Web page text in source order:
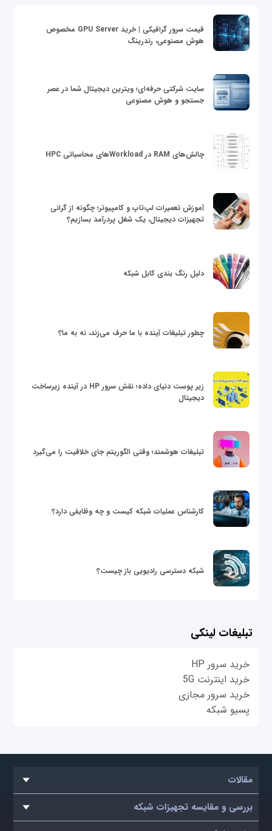
قیمت سرور گرافیکی | خرید GPU Server مخصوص
هوش مصنوعی، رندرینگ
سایت شرکتی حرفه‌ای؛ ویترین دیجیتال شما در عصر
جستجو و هوش مصنوعی
چالش‌های RAM در Workloadهای محاسباتی HPC
آموزش تعمیرات لپ‌تاپ و کامپیوتر؛ چگونه از گرانی
تجهیزات دیجیتال، یک شغل پردرآمد بسازیم؟
دلیل رنگ بندی کابل شبکه
چطور تبلیغات آینده با ما حرف می‌زند، نه به ما؟
زیر پوست دنیای داده؛ نقش سرور HP در آینده زیرساخت
دیجیتال
تبلیغات هوشمند؛ وقتی الگوریتم جای خلاقیت را می‌گیرد
کارشناس عملیات شبکه کیست و چه وظایفی دارد؟
شبکه دسترسی رادیویی باز چیست؟
تبلیغات لینکی
خرید سرور HP
خرید اینترنت 5G
خرید سرور مجازی
پسیو شبکه
مقالات
بررسی و مقایسه تجهیزات شبکه